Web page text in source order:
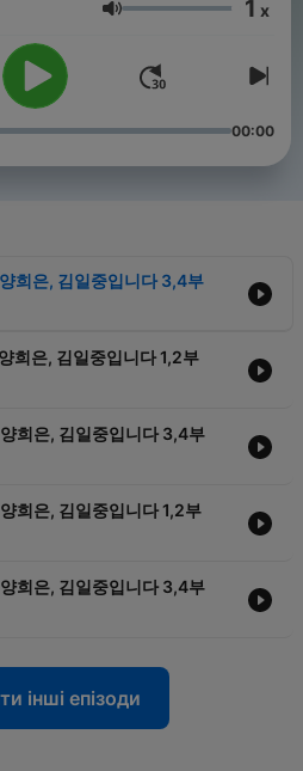
Гучність 1 x
00:00
희은, 김일중입니다 3,4부
희은, 김일중입니다 1,2부
희은, 김일중입니다 3,4부
희은, 김일중입니다 1,2부
희은, 김일중입니다 3,4부
інші епізоди